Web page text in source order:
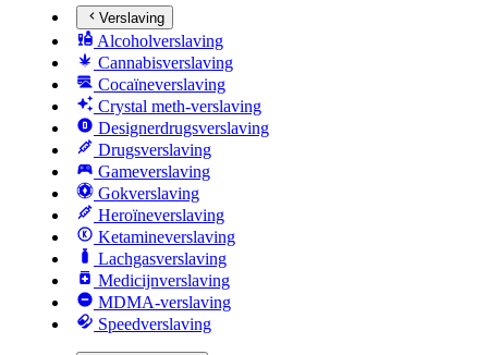
Verslaving
Alcoholverslaving
Cannabisverslaving
Cocaïneverslaving
Crystal meth-verslaving
Designerdrugsverslaving
Drugsverslaving
Gameverslaving
Gokverslaving
Heroïneverslaving
Ketamineverslaving
Lachgasverslaving
Medicijnverslaving
MDMA-verslaving
Speedverslaving